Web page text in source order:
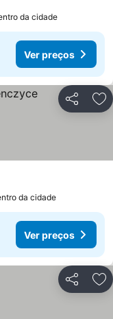
da cidade
Ver preços
Partilhar
da cidade
Ver preços
Partilhar